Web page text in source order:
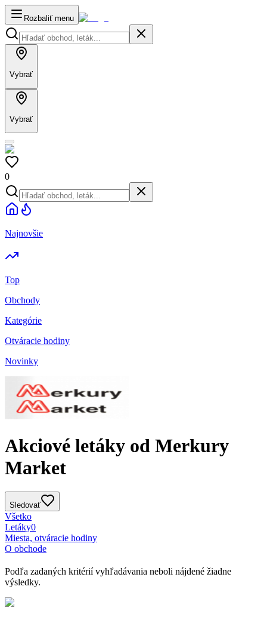
Rozbaliť menu
Vybrať
Vybrať
0
Najnovšie
Top
Obchody
Kategórie
Otváracie hodiny
Novinky
Akciové letáky od Merkury
Market
Sledovať
Všetko
Letáky0
Miesta, otváracie hodiny
O obchode
Podľa zadaných kritérií vyhľadávania neboli nájdené žiadne
výsledky.